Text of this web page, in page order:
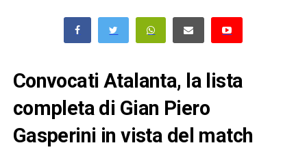
Convocati Atalanta, la lista
completa di Gian Piero
Gasperini in vista del match